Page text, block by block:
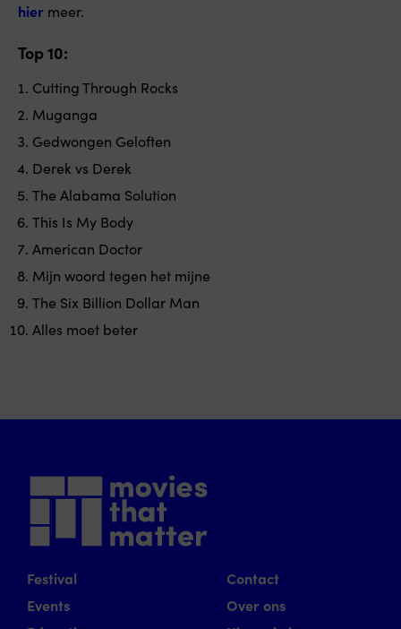
hier meer.
Top 10:
Cutting Through Rocks
Muganga
Gedwongen Geloften
Derek vs Derek
The Alabama Solution
This Is My Body
American Doctor
Mijn woord tegen het mijne
The Six Billion Dollar Man
Alles moet beter
Festival
Events
Contact
Over ons